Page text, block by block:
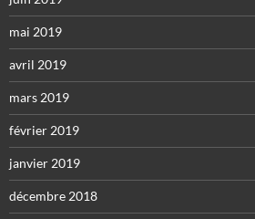
mai 2019
avril 2019
mars 2019
février 2019
janvier 2019
décembre 2018